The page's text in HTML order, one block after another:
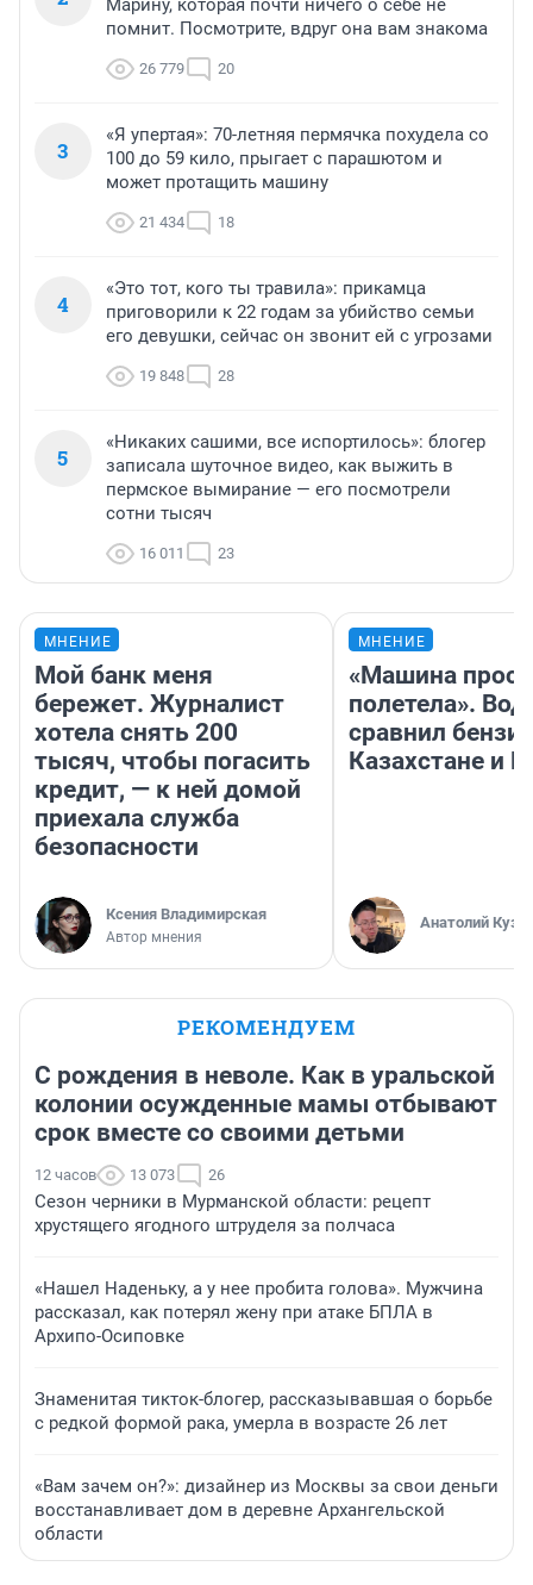
Марину, которая почти ничего о себе не
помнит. Посмотрите, вдруг она вам знакома
26 779 20
3
«Я упертая»: 70-летняя пермячка похудела со
100 до 59 кило, прыгает с парашютом и
может протащить машину
21 434 18
4
«Это тот, кого ты травила»: прикамца
приговорили к 22 годам за убийство семьи
его девушки, сейчас он звонит ей с угрозами
19 848 28
5
«Никаких сашими, все испортилось»: блогер
записала шуточное видео, как выжить в
пермское вымирание — его посмотрели
сотни тысяч
16 011 23
МНЕНИЕ
Мой банк меня
бережет. Журналист
хотела снять 200
тысяч, чтобы погасить
кредит, — к ней домой
приехала служба
безопасности
Ксения Владимирская
Автор мнения
МНЕНИЕ
«Машина
полетела».
сравнил
Казахстане и
Анатолий
РЕКОМЕНДУЕМ
С рождения в неволе. Как в уральской
колонии осужденные мамы отбывают
срок вместе со своими детьми
12 часов 13 073 26
Сезон черники в Мурманской области: рецепт
хрустящего ягодного штруделя за полчаса
«Нашел Наденьку, а у нее пробита голова». Мужчина
рассказал, как потерял жену при атаке БПЛА в
Архипо-Осиповке
Знаменитая тикток-блогер, рассказывавшая о борьбе
с редкой формой рака, умерла в возрасте 26 лет
«Вам зачем он?»: дизайнер из Москвы за свои деньги
восстанавливает дом в деревне Архангельской
области